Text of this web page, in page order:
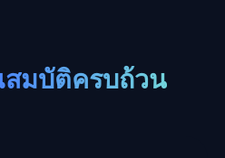
มบัติครบถ้วน